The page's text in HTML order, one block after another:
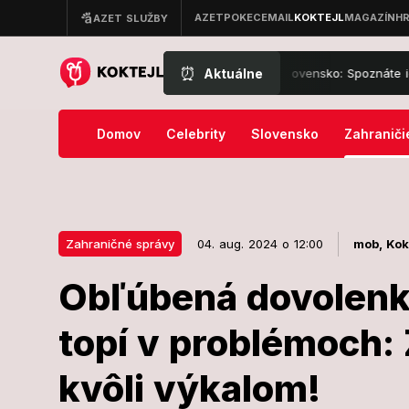
⏰ Aktuálne
telenovely kedysi sledovalo celé Slovensko: Spoznáte ich podľa
Domov Celebrity Slovensko
Zahraničné správy 04. aug. 2024 o 12:00 mob,
Obľúbená
topí v problémoch:
kvôli výkalom!
Zahraničné správy
Obľúbená